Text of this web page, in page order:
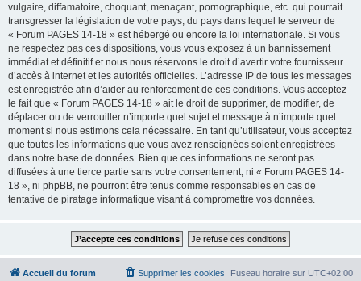
vulgaire, diffamatoire, choquant, menaçant, pornographique, etc. qui pourrait
transgresser la législation de votre pays, du pays dans lequel le serveur de
« Forum PAGES 14-18 » est hébergé ou encore la loi internationale. Si vous
ne respectez pas ces dispositions, vous vous exposez à un bannissement
immédiat et définitif et nous nous réservons le droit d’avertir votre fournisseur
d’accès à internet et les autorités officielles. L’adresse IP de tous les messages
est enregistrée afin d’aider au renforcement de ces conditions. Vous acceptez
le fait que « Forum PAGES 14-18 » ait le droit de supprimer, de modifier, de
déplacer ou de verrouiller n’importe quel sujet et message à n’importe quel
moment si nous estimons cela nécessaire. En tant qu’utilisateur, vous acceptez
que toutes les informations que vous avez renseignées soient enregistrées
dans notre base de données. Bien que ces informations ne seront pas
diffusées à une tierce partie sans votre consentement, ni « Forum PAGES 14-
18 », ni phpBB, ne pourront être tenus comme responsables en cas de
tentative de piratage informatique visant à compromettre vos données.
Accueil du forum Fuseau horaire sur UTC+02:00
Supprimer les cookies